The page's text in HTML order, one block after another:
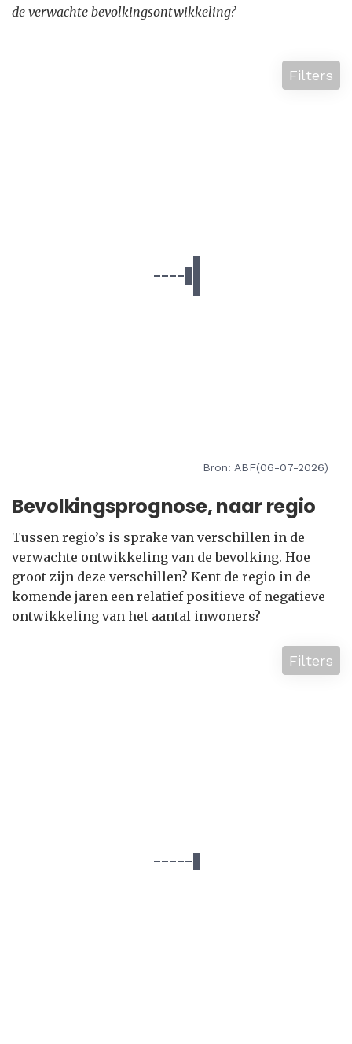
de verwachte bevolkingsontwikkeling?
Filters
Bron: ABF(06-07-2026)
Bevolkingsprognose, naar regio
Tussen regio’s is sprake van verschillen in de
verwachte ontwikkeling van de bevolking. Hoe
groot zijn deze verschillen? Kent de regio in de
komende jaren een relatief positieve of negatieve
ontwikkeling van het aantal inwoners?
Filters